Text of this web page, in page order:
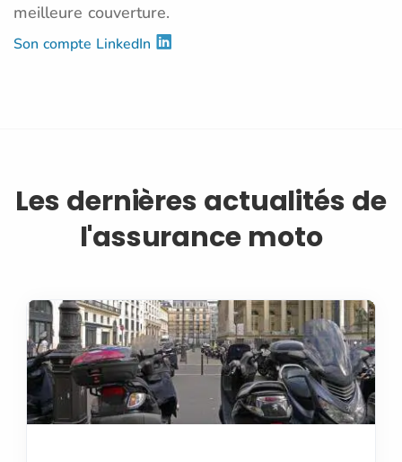
meilleure couverture.
Son compte LinkedIn
Les dernières actualités de
l'assurance moto